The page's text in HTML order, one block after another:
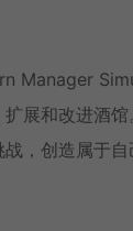
Manager
展和改进酒
，创造属于